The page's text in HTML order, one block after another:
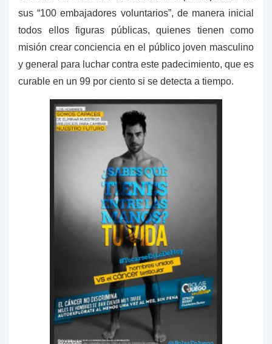
sus “100 embajadores voluntarios”, de manera inicial
todos ellos figuras públicas, quienes tienen como
misión crear conciencia en el público joven masculino
y general para luchar contra este padecimiento, que es
curable en un 99 por ciento si se detecta a tiempo.